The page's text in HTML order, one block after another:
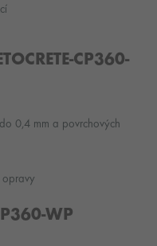
CP360-
0,4 mm a povrchových
opravy
WP